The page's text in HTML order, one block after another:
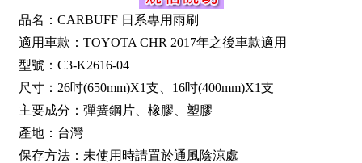
品名：CARBUFF 日系專用雨刷
適用車款：TOYOTA CHR 2017年之後車款適用
型號：C3-K2616-04
尺寸：26吋(650mm)X1支、16吋(400mm)X1支
主要成分：彈簧鋼片、橡膠、塑膠
產地：台灣
保存方法：未使用時請置於通風陰涼處